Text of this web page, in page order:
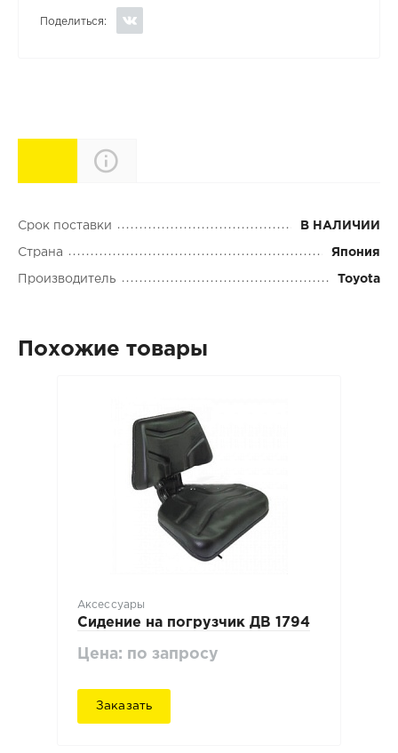
Поделиться:
Характеристики
Срок поставки В НАЛИЧИИ
Страна Япония
Производитель Toyota
Похожие товары
Аксессуары
Сидение на погрузчик ДВ 1794
Цена: по запросу
Заказать